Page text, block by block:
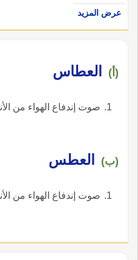
يُتَشاءَم بها؛ وأَنشد غيره
مَرَّتْ عَواطِيسُ جَمَّةٌ ومرّ
بيَ العَطَّاسُ رافِعَ رَأْسِه
العُطاسِ بِسابِح فإِن
لحاجتي، وكانت العرب
عَطْسَة فلان إِذا أَشبهه فيعرض المزيد
(أ) العطاس
صوت إندفاع الهواء من
(ب) العطس
صوت إندفاع الهواء من